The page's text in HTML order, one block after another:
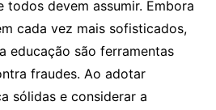
todos devem assumir. Embora
cada vez mais sofisticados,
educação são ferramentas
fraudes. Ao adotar
sólidas e considerar a